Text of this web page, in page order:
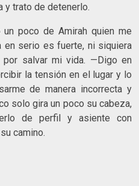
y trato de detenerlo.
poco de Amirah quien me
en serio es fuerte, ni siquiera
por salvar mi vida. —Digo en
la tensión en el lugar y lo
de manera incorrecta y
solo gira un poco su cabeza,
de perfil y asiente con
camino.